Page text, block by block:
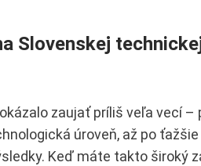
Slovenskej
zaujať príliš veľa vecí –
úroveň, až po
Keď máte takto široký